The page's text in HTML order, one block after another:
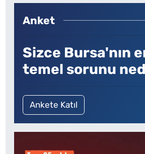
Anket
Sizce Bursa'nın
temel sorunu
Ankete Katıl